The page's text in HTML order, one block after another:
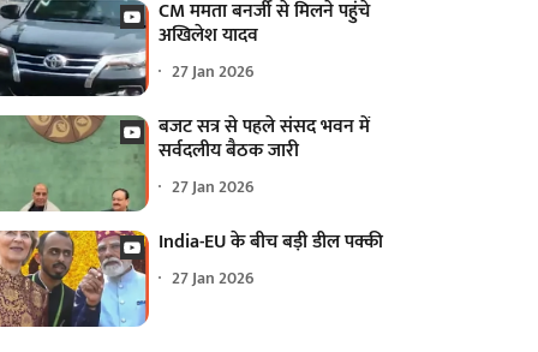
CM ममता बनर्जी से मिलने पहुंचे
अखिलेश यादव
27 Jan 2026
बजट सत्र से पहले संसद भवन में
सर्वदलीय बैठक जारी
27 Jan 2026
India-EU के बीच बड़ी डील पक्की
27 Jan 2026